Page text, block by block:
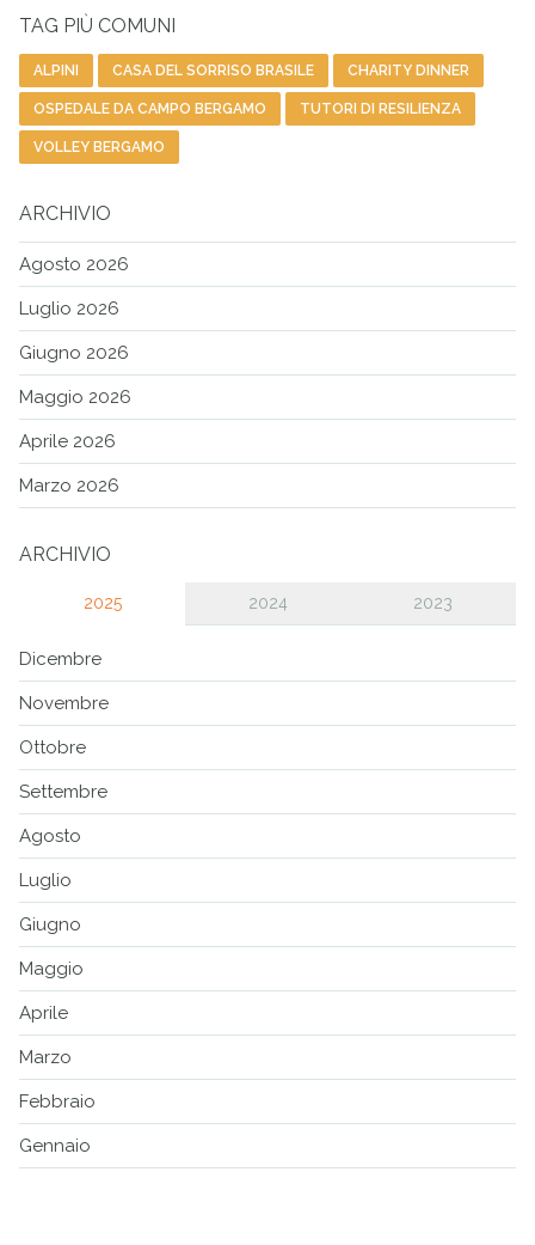
TAG PIÙ COMUNI
ALPINI CASA DEL SORRISO BRASILE CHARITY DINNER
OSPEDALE DA CAMPO BERGAMO TUTORI DI RESILIENZA
VOLLEY BERGAMO
ARCHIVIO
Agosto 2026
Luglio 2026
Giugno 2026
Maggio 2026
Aprile 2026
Marzo 2026
ARCHIVIO
2025 2024 2023
Dicembre
Novembre
Ottobre
Settembre
Agosto
Luglio
Giugno
Maggio
Aprile
Marzo
Febbraio
Gennaio